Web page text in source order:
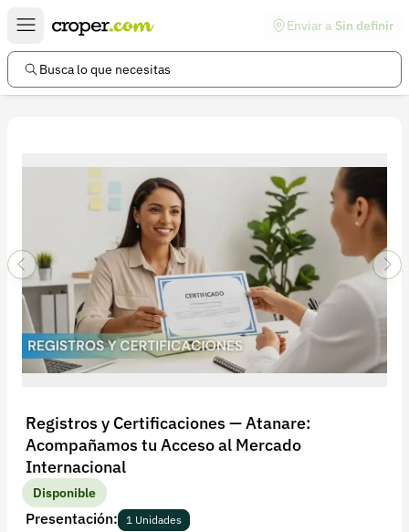
Enviar a Sin definir
Busca lo que necesitas
Registros y Certificaciones — Atanare:
Acompañamos tu Acceso al Mercado
Internacional
Disponible
Presentación: 1 Unidades
Enlaces de interés
Preguntas frecuentes
Información legal
Términos y condiciones
Política de devoluciones
Política de privacidad
Cuenta
Iniciar sesión
Recuperar contraseña
Contacto
Soporte
+57 323 2931928